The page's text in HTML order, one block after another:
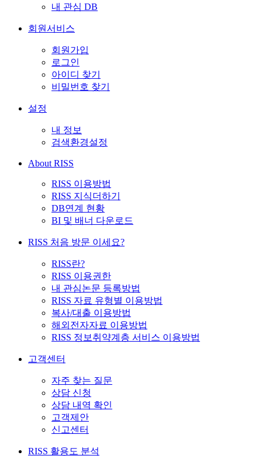
내 관심 DB
회원서비스
회원가입
로그인
아이디 찾기
비밀번호 찾기
설정
내 정보
검색환경설정
About RISS
RISS 이용방법
RISS 지식더하기
DB연계 현황
BI 및 배너 다운로드
RISS 처음 방문 이세요?
RISS란?
RISS 이용권한
내 관심논문 등록방법
RISS 자료 유형별 이용방법
복사/대출 이용방법
해외전자자료 이용방법
RISS 정보취약계층 서비스 이용방법
고객센터
자주 찾는 질문
상담 신청
상담 내역 확인
고객제안
신고센터
RISS 활용도 분석